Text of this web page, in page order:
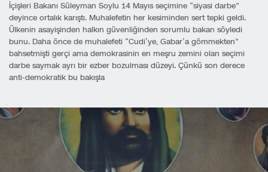
İçişleri Bakanı Süleyman Soylu 14 Mayıs seçimine “siyasi darbe”
deyince ortalık karıştı. Muhalefetin her kesiminden sert tepki geldi.
Ülkenin asayişinden halkın güvenliğinden sorumlu bakan söyledi
bunu. Daha önce de muhalefeti “Cudi’ye, Gabar’a gömmekten”
bahsetmişti gerçi ama demokrasinin en meşru zemini olan seçimi
darbe saymak ayrı bir ezber bozulması düzeyi. Çünkü son derece
anti-demokratik bu bakışla